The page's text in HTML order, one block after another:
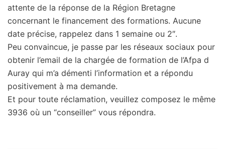
attente de la réponse de la Région Bretagne
concernant le financement des formations. Aucune
date précise, rappelez dans 1 semaine ou 2″.
Peu convaincue, je passe par les réseaux sociaux pour
obtenir l’email de la chargée de formation de l’Afpa d
Auray qui m’a démenti l’information et a répondu
positivement à ma demande.
Et pour toute réclamation, veuillez composez le même
3936 où un “conseiller” vous répondra.